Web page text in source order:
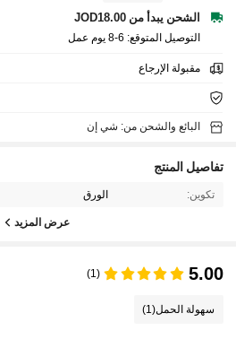
الشحن يبدأ من JOD18.00
التوصيل المتوقع: 6-8 يوم عمل
مقبولة الإرجاع
البائع والشحن من: شي إن
تفاصيل المنتج
تكوين: الورق
عرض المزيد
5.00
(1)
سهولة الحمل(1)